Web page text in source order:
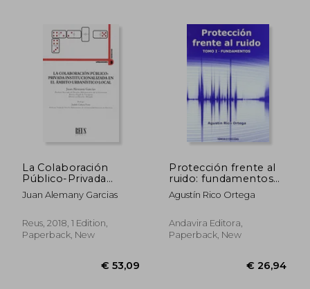
La Colaboración
Público-Privada
Institucionalizada en
el Ámbito
Spanish)
Juan Alemany Garcias
Reus, 2018, 1 Edition,
Paperback, New
Protección frente al
ruido: fundamentos
(in Spanish)
Agustín Rico Ortega
Andavira Editora,
Paperback, New